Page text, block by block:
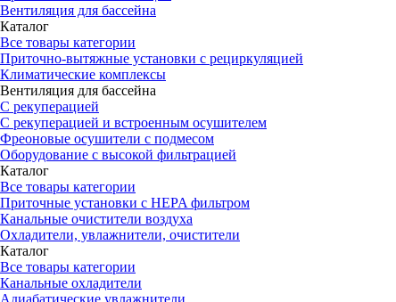
Вентиляция для бассейна
Каталог
Все товары категории
Приточно-вытяжные установки с рециркуляцией
Климатические комплексы
Вентиляция для бассейна
С рекуперацией
С рекуперацией и встроенным осушителем
Фреоновые осушители с подмесом
Оборудование с высокой фильтрацией
Каталог
Все товары категории
Приточные установки c HEPA фильтром
Канальные очистители воздуха
Охладители, увлажнители, очистители
Каталог
Все товары категории
Канальные охладители
Адиабатические увлажнители